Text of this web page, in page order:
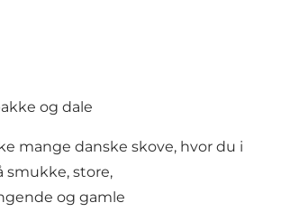
og dale
mange danske skove, hvor du i
smukke, store,
og gamle